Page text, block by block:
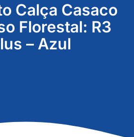
Calça Casaco
Florestal: R3
– Azul